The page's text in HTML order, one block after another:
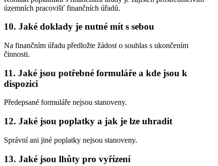
územních pracovišť finančních úřadů.
10. Jaké doklady je nutné mít s sebou
Na finančním úřadu předložte žádost o souhlas s ukončením
činnosti.
11. Jaké jsou potřebné formuláře a kde jsou k
dispozici
Předepsané formuláře nejsou stanoveny.
12. Jaké jsou poplatky a jak je lze uhradit
Správní ani jiné poplatky nejsou stanoveny.
13. Jaké jsou lhůty pro vyřízení